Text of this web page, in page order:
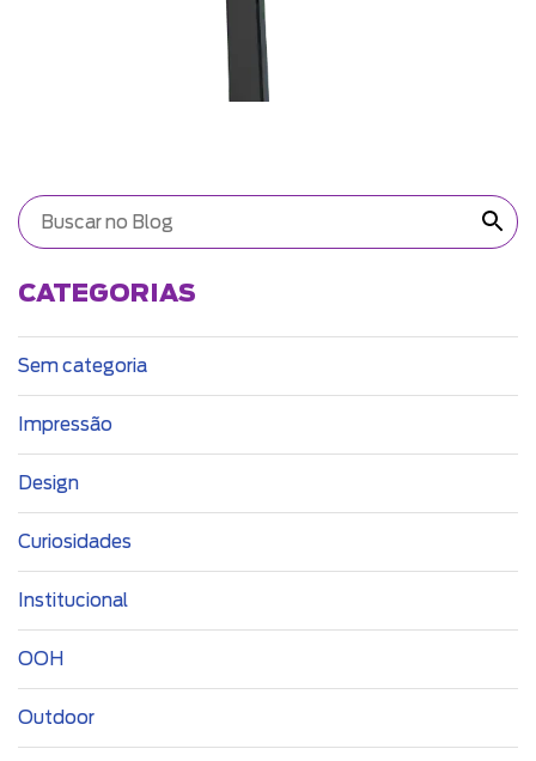
CATEGORIAS
Sem categoria
Impressão
Design
Curiosidades
Institucional
OOH
Outdoor